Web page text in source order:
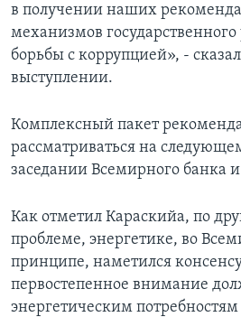
в получении наших
механизмов
борьбы с коррупцией», -
выступлении.
Комплексный пакет
рассматриваться на
заседании Всемирного банка
Как отметил Караскийа, по
проблеме, энергетике, во
принципе, наметился
первостепенное внимание
энергетическим